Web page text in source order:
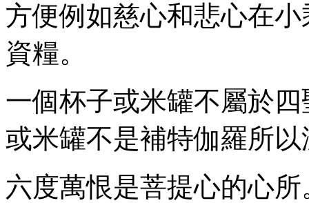
方便例如慈心和悲心在
資糧。
一個杯子或米罐不屬於
或米罐不是補特伽羅所
六度萬恨是菩提心的心